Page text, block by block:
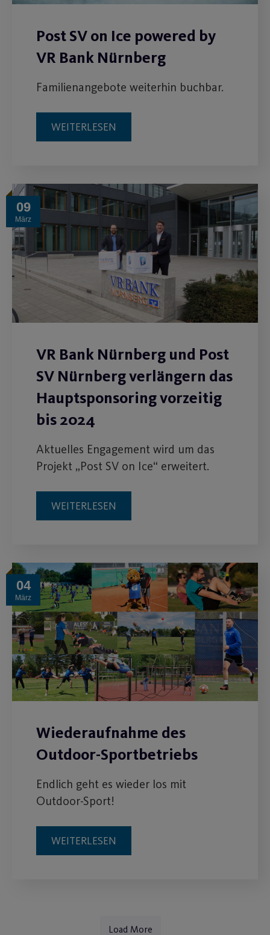
Post SV on Ice powered by
VR Bank Nürnberg
Familienangebote weiterhin buchbar.
WEITERLESEN
09
März
VR Bank Nürnberg und Post
SV Nürnberg verlängern das
Hauptsponsoring vorzeitig
bis 2024
Aktuelles Engagement wird um das
Projekt „Post SV on Ice“ erweitert.
WEITERLESEN
04
März
Wiederaufnahme des
Outdoor-Sportbetriebs
Endlich geht es wieder los mit
Outdoor-Sport!
WEITERLESEN
Load More